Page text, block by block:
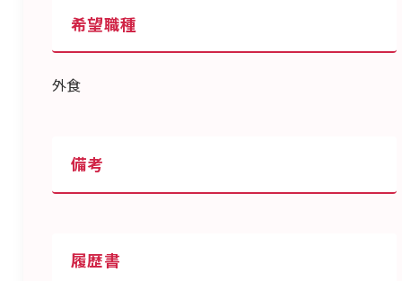
希望職種
外食
備考
履歴書